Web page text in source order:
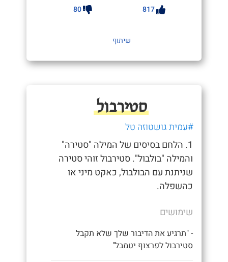
817
80
שיתוף
סטירבול
#עמית גושטוזה טל
1. הלחם בסיסים של המילה "סטירה"
והמילה "בולבול". סטירבול זוהי סטירה
שניתנת עם הבולבול, כאקט מיני או
כהשפלה.
שימושים
- "תרגיע את הדיבור שלך שלא תקבל
סטירבול לפרצוף יטמבל"